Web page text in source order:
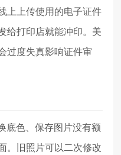
上上传使用的电子证件
给打印店就能冲印。美
过度失真影响证件审
底色、保存图片没有额
。旧照片可以二次修改